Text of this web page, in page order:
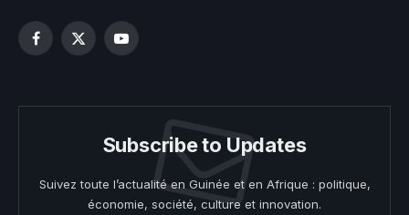
Facebook
X
YouTube
Subscribe to Updates
Suivez toute l’actualité en Guinée et en Afrique : politique,
économie, société, culture et innovation.